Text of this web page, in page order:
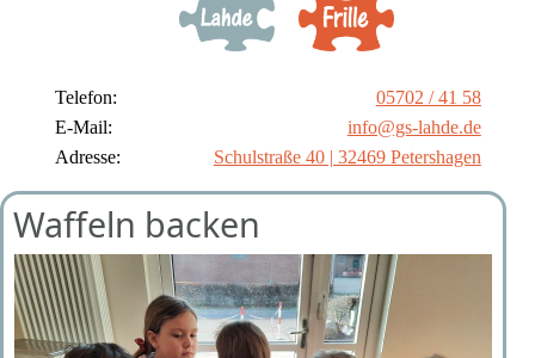
Telefon:
05702 / 41 58
E-Mail:
info@gs-lahde.de
Adresse:
Schulstraße 40 | 32469 Petershagen
Waffeln backen